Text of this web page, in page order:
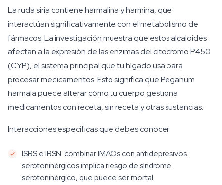
La ruda siria contiene harmalina y harmina, que
interactúan significativamente con el metabolismo de
fármacos. La investigación muestra que estos alcaloides
afectan a la expresión de las enzimas del citocromo P450
(CYP), el sistema principal que tu hígado usa para
procesar medicamentos. Esto significa que Peganum
harmala puede alterar cómo tu cuerpo gestiona
medicamentos con receta, sin receta y otras sustancias.
Interacciones específicas que debes conocer:
ISRS e IRSN: combinar IMAOs con antidepresivos
serotoninérgicos implica riesgo de síndrome
serotoninérgico, que puede ser mortal